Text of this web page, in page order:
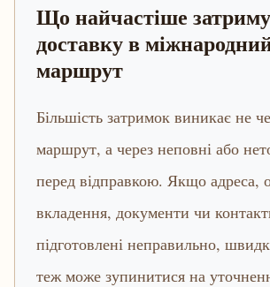
Що найчастіше
доставку в
маршрут
Більшість затримок виникає не
маршрут, а через неповні або
перед відправкою. Якщо адреса,
вкладення, документи чи
підготовлені неправильно,
теж може зупинитися на